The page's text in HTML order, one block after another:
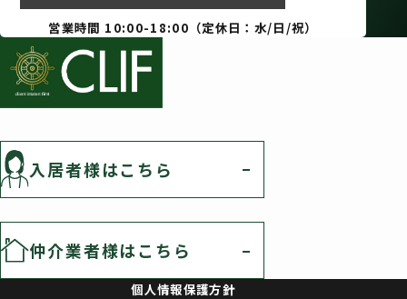
営業時間 10:00-18:00（定休日：水/日/祝）
入居者様はこちら
仲介業者様はこちら
個人情報保護方針